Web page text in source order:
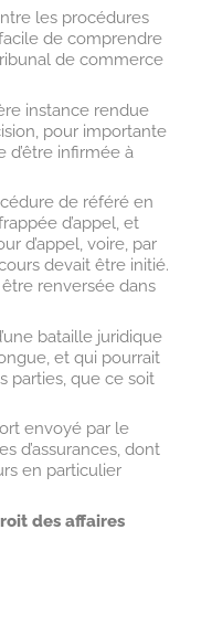
les procédures
de comprendre
de commerce
instance rendue
pour importante
d’être infirmée à
de référé en
d’appel, et
d’appel, voire, par
devait être initié.
renversée dans
bataille juridique
et qui pourrait
parties, que ce soit
envoyé par le
d’assurances, dont
en particulier
des affaires